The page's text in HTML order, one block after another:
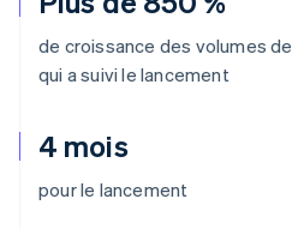
de croissance des volumes
qui a suivi le lancement
4 mois
pour le lancement